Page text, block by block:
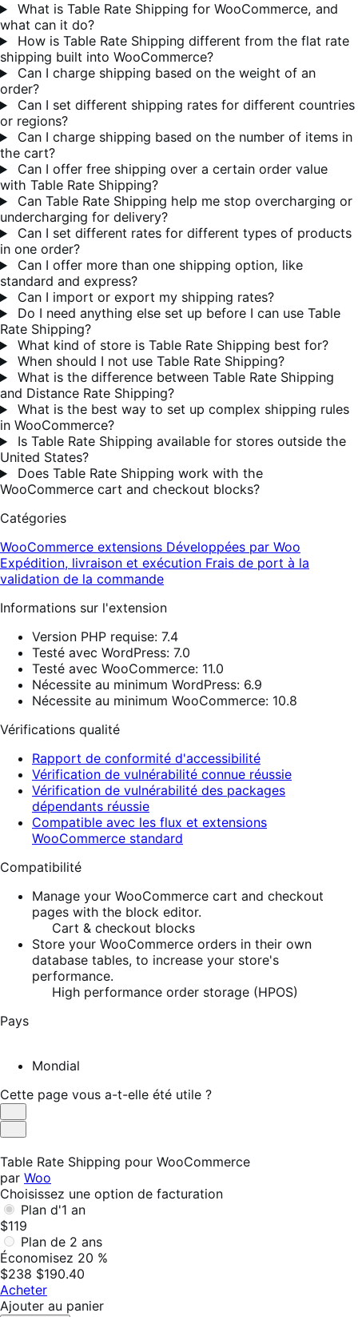
What is Table Rate Shipping for WooCommerce, and
what can it do?
How is Table Rate Shipping different from the flat rate
shipping built into WooCommerce?
Can I charge shipping based on the weight of an
order?
Can I set different shipping rates for different countries
or regions?
Can I charge shipping based on the number of items in
the cart?
Can I offer free shipping over a certain order value
with Table Rate Shipping?
Can Table Rate Shipping help me stop overcharging or
undercharging for delivery?
Can I set different rates for different types of products
in one order?
Can I offer more than one shipping option, like
standard and express?
Can I import or export my shipping rates?
Do I need anything else set up before I can use Table
Rate Shipping?
What kind of store is Table Rate Shipping best for?
When should I not use Table Rate Shipping?
What is the difference between Table Rate Shipping
and Distance Rate Shipping?
What is the best way to set up complex shipping rules
in WooCommerce?
Is Table Rate Shipping available for stores outside the
United States?
Does Table Rate Shipping work with the
WooCommerce cart and checkout blocks?
Catégories
WooCommerce extensions Développées par Woo
Expédition, livraison et exécution Frais de port à la
validation de la commande
Informations sur l'extension
Version PHP requise: 7.4
Testé avec WordPress: 7.0
Testé avec WooCommerce: 11.0
Nécessite au minimum WordPress: 6.9
Nécessite au minimum WooCommerce: 10.8
Vérifications qualité
Rapport de conformité d'accessibilité
Vérification de vulnérabilité connue réussie
Vérification de vulnérabilité des packages
dépendants réussie
Compatible avec les flux et extensions
WooCommerce standard
Compatibilité
Manage your WooCommerce cart and checkout
pages with the block editor.
Cart & checkout blocks
Store your WooCommerce orders in their own
database tables, to increase your store's
performance.
High performance order storage (HPOS)
Pays
Mondial
Cette page vous a-t-elle été utile ?
Utile
Pas
Table Rate Shipping pour WooCommerce
par Woo
Choisissez une option de facturation
Plan d'1 an
$119
Plan de 2 ans
Économisez 20 %
$238 $190.40
Acheter
Ajouter au panier